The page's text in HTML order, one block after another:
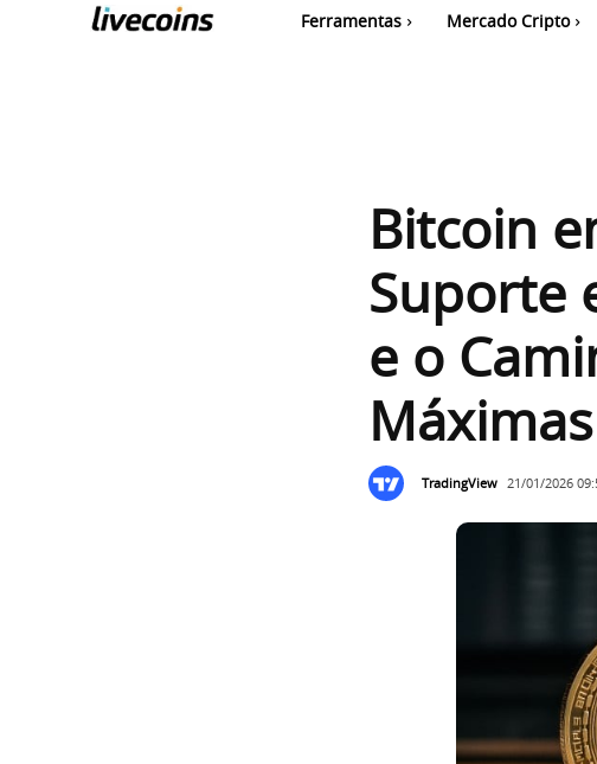
Ferramentas Mercado Cripto
Bitcoin
Suporte
e o
Máximas
TradingView 21/01/2026